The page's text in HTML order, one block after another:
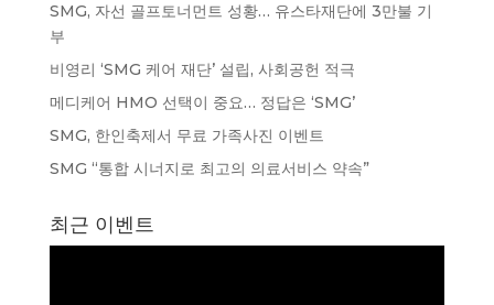
SMG, 자선 골프토너먼트 성황… 유스타재단에 3만불 기
부
비영리 ‘SMG 케어 재단’ 설립, 사회공헌 적극
메디케어 HMO 선택이 중요… 정답은 ‘SMG’
SMG, 한인축제서 무료 가족사진 이벤트
SMG “통합 시너지로 최고의 의료서비스 약속”
최근 이벤트